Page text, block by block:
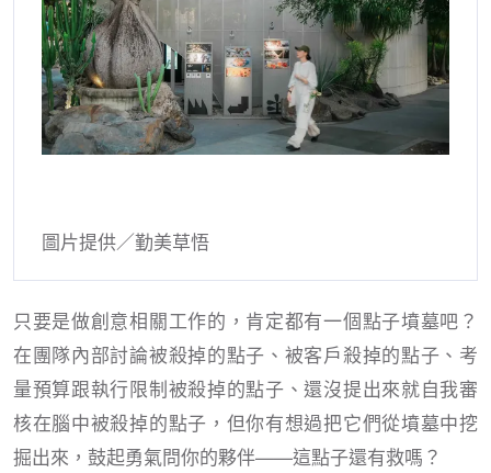
圖片提供／勤美草悟
只要是做創意相關工作的，肯定都有一個點子墳墓吧？
在團隊內部討論被殺掉的點子、被客戶殺掉的點子、考
量預算跟執行限制被殺掉的點子、還沒提出來就自我審
核在腦中被殺掉的點子，但你有想過把它們從墳墓中挖
掘出來，鼓起勇氣問你的夥伴——這點子還有救嗎？